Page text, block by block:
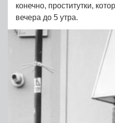
конечно, проститутки,
вечера до 5 утра.